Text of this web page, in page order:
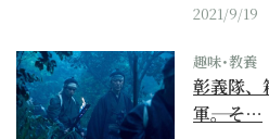
2021/9/19
趣味･教養
彰義隊、
軍――。そ…